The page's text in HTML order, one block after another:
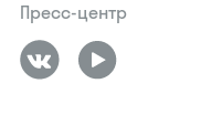
Пресс-центр